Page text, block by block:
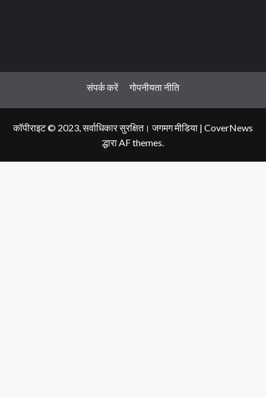
संपर्क करें गोपनीयता नीति
कॉपीराइट © 2023, सर्वाधिकार सुरक्षित। जगमग मीडिया | CoverNews
द्धारा AF themes.